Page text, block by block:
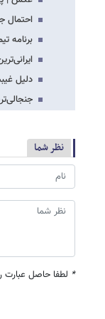
احتمال
برنامه
دلیل
نظر شما
* لطفا حاصل عبارت